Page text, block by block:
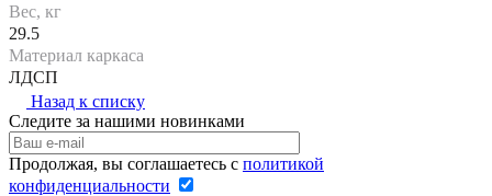
Вес, кг
29.5
Материал каркаса
ЛДСП
Назад к списку
Следите за нашими новинками
Продолжая, вы соглашаетесь с политикой
конфиденциальности